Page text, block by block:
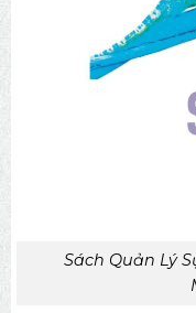
Sách Quản Lý